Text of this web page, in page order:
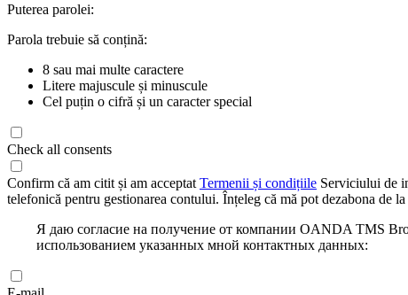
Puterea parolei:
Parola trebuie să conțină:
8 sau mai multe caractere
Litere majuscule și minuscule
Cel puțin o cifră și un caracter special
Check all consents
Confirm că am citit și am acceptat Termenii și condițiile Serviciului de
telefonică pentru gestionarea contului. Înțeleg că mă pot dezabona de
Я даю согласие на получение от компании OANDA TMS
использованием указанных мной контактных данных: